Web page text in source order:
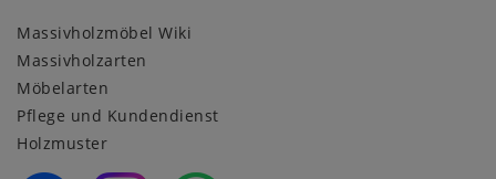
Massivholzmöbel Wiki
Massivholzarten
Möbelarten
Pflege und Kundendienst
Holzmuster